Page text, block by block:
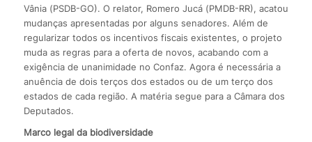
Vânia (PSDB-GO). O relator, Romero Jucá (PMDB-RR), acatou
mudanças apresentadas por alguns senadores. Além de
regularizar todos os incentivos fiscais existentes, o projeto
muda as regras para a oferta de novos, acabando com a
exigência de unanimidade no Confaz. Agora é necessária a
anuência de dois terços dos estados ou de um terço dos
estados de cada região. A matéria segue para a Câmara dos
Deputados.
Marco legal da biodiversidade